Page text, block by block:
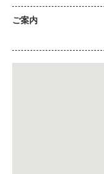
ご案内